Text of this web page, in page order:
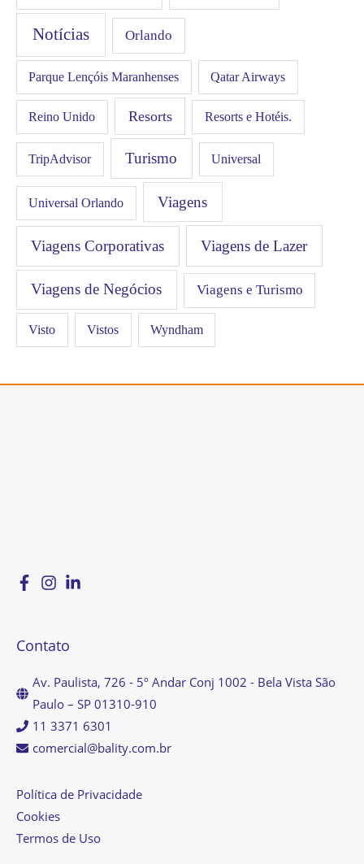
Notícias Orlando
Parque Lençóis Maranhenses Qatar Airways
Reino Unido Resorts Resorts e Hotéis.
TripAdvisor Turismo Universal
Universal Orlando Viagens
Viagens Corporativas Viagens de Lazer
Viagens de Negócios Viagens e Turismo
Visto Vistos Wyndham
Contato
Av. Paulista, 726 - 5º Andar Conj 1002 - Bela Vista São
Paulo – SP 01310-910
11 3371 6301
comercial@bality.com.br
Política de Privacidade
Cookies
Termos de Uso